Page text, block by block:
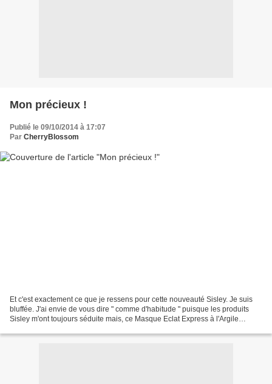
Mon précieux !
Publié le 09/10/2014 à 17:07
Par CherryBlossom
Et c'est exactement ce que je ressens pour cette nouveauté Sisley. Je suis
bluffée. J'ai envie de vous dire " comme d'habitude " puisque les produits
Sisley m'ont toujours séduite mais, ce Masque Eclat Express à l'Argile